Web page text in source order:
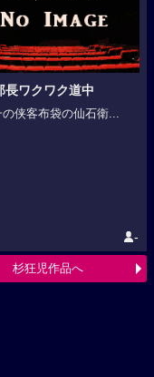
長ワクワク道中
の侠客布袋の仙石衛...
-
杉狂児作品へ